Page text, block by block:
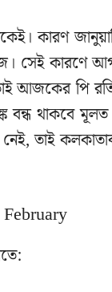
কারণ
সেই কারণে
আজকের পি
বন্ধ থাকবে মূলত
তাই
February